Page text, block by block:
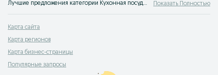
Лучшие предложения категории Кухонная посуда Пскент. Большой выбор товаров и услуг по выгодным ценам на OLX! Множество предложений на OLX.uz! Показать Полностью
Карта сайта
Карта регионов
Карта бизнес-страницы
Популярные запросы